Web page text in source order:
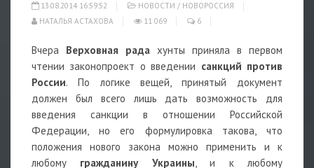
13.08.2014 16:59:52 НОВОСТИ / НОВОРОССИЯ
НАТАЛЬЯ АСТАХОВА
11 069 6
Вчера Верховная рада хунты приняла в первом
чтении законопроект о введении санкций против
России. По логике вещей, принятый документ
должен был всего лишь дать возможность для
введения санкции в отношении Российской
Федерации, но его формулировка такова, что
положения нового закона можно применить и к
любому гражданину Украины, и к любому